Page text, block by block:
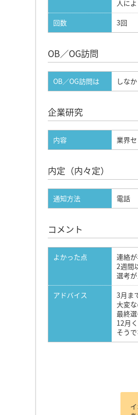
人に
回数
3回
OB／OG訪問
OB／OG訪問は しな
企業研究
内容 業界
内定（内々定）
通知方法 電話
コメント
よかった点
連絡が
2週間
選考
アドバイス
3月ま
大変
最終
12月
そう